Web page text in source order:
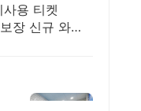
용 티켓
장 신규 와우